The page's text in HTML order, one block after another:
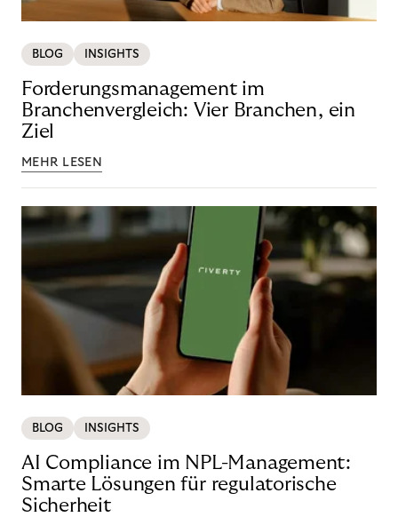
BLOG INSIGHTS
Forderungsmanagement im
Branchenvergleich: Vier Branchen, ein
Ziel
MEHR LESEN
BLOG INSIGHTS
AI Compliance im NPL-Management:
Smarte Lösungen für regulatorische
Sicherheit